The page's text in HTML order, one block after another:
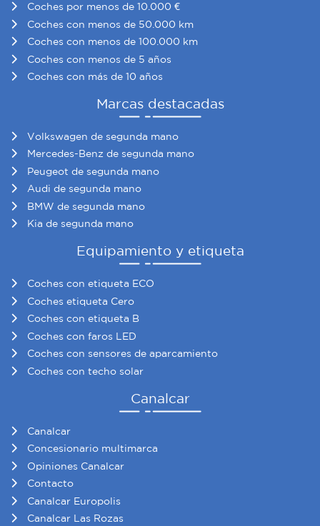
Coches por menos de 10.000 €
Coches con menos de 50.000 km
Coches con menos de 100.000 km
Coches con menos de 5 años
Coches con más de 10 años
Marcas destacadas
Volkswagen de segunda mano
Mercedes-Benz de segunda mano
Peugeot de segunda mano
Audi de segunda mano
BMW de segunda mano
Kia de segunda mano
Equipamiento y etiqueta
Coches con etiqueta ECO
Coches etiqueta Cero
Coches con etiqueta B
Coches con faros LED
Coches con sensores de aparcamiento
Coches con techo solar
Canalcar
Canalcar
Concesionario multimarca
Opiniones Canalcar
Contacto
Canalcar Europolis
Canalcar Las Rozas